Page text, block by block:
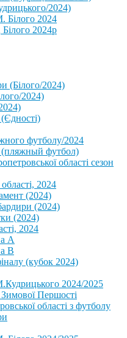
2024)
Білого 2024⁩
Білого 2024р
(Білого/2024)
2024)
футболу/2024
(пляжный футбол)
області сезон
2024
(2024)
(2024)
(2024)
2024
А
В
(кубок 2024)
2024/2025
Першості
області з футболу